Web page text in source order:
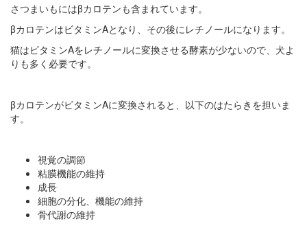
さつまいもにはβカロテンも含まれています。
βカロテンはビタミンAとなり、その後にレチノールになります。
猫はビタミンAをレチノールに変換させる酵素が少ないので、犬よ
りも多く必要です。
βカロテンがビタミンAに変換されると、以下のはたらきを担いま
す。
視覚の調節
粘膜機能の維持
成長
細胞の分化、機能の維持
骨代謝の維持